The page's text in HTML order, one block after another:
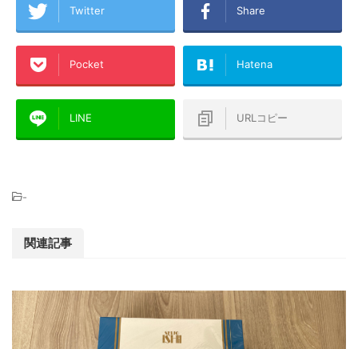
Twitter Share
Pocket Hatena
LINE URLコピー
-
関連記事